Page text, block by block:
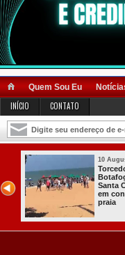
Quem Sou Eu
INÍCIO CONTATO
10
Santa
em
praia